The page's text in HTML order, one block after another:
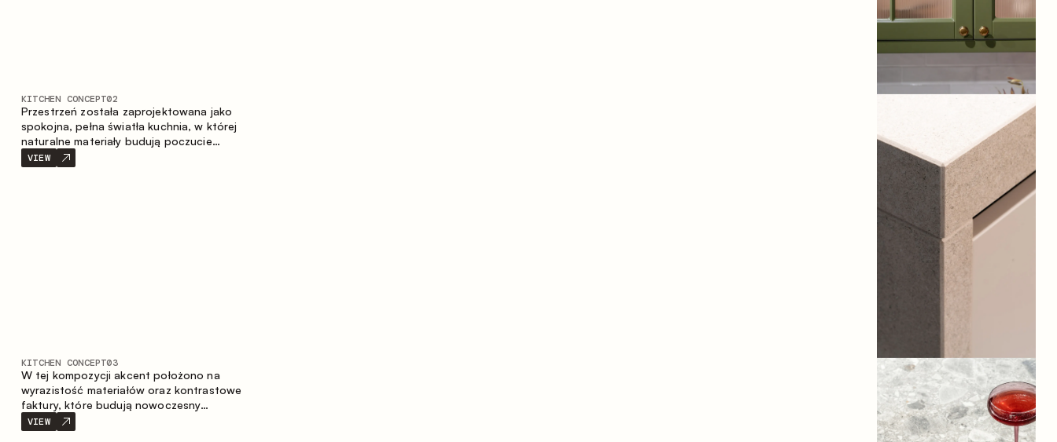
KITCHEN CONCEPT02
Przestrzeń została zaprojektowana jako
spokojna, pełna światła kuchnia, w której
naturalne materiały budują poczucie
ciepła, równowagi oraz wizualnej lekkości.
Ponadczasowe zestawienie kolorów i
VIEW
KITCHEN CONCEPT03
W tej kompozycji akcent położono na
wyrazistość materiałów oraz kontrastowe
faktury, które budują nowoczesny
charakter przestrzeni kuchennej. Ciemne,
opalane drewno, metal oraz spiek tworzą
VIEW